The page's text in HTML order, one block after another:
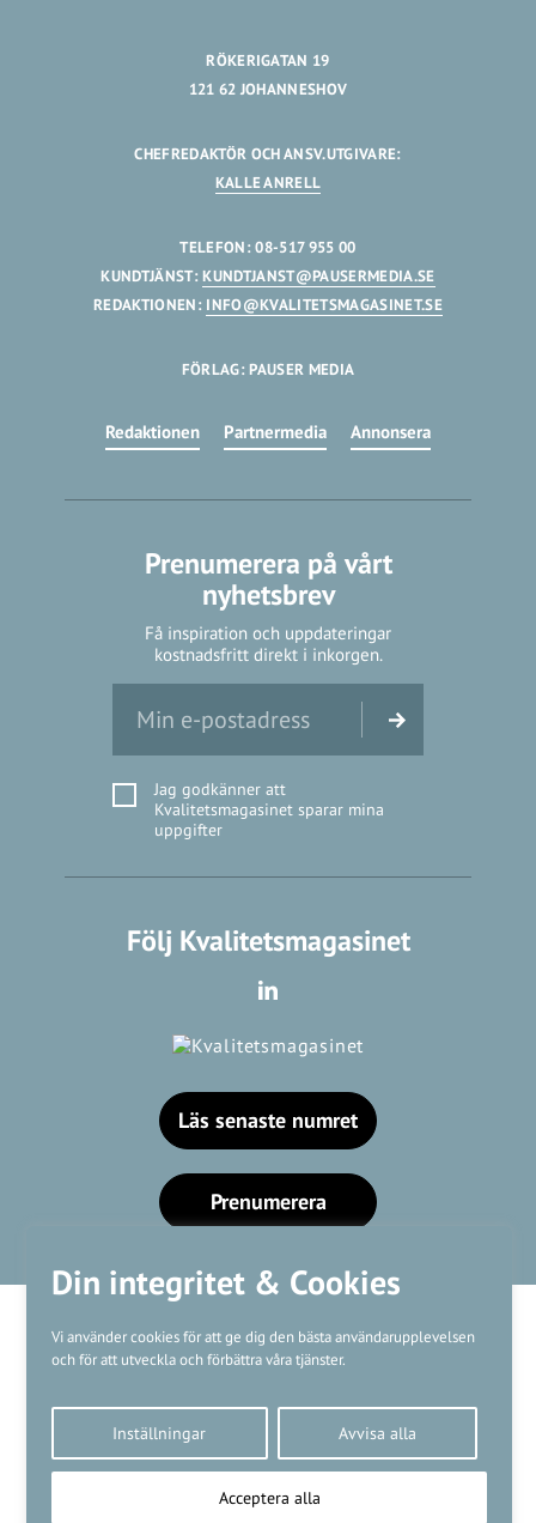
Din integritet & Cookies
Vi använder cookies för att ge dig den bästa användarupplevelsen
och för att utveckla och förbättra våra tjänster.
Inställningar Avvisa alla
Acceptera alla
RÖKERIGATAN 19
121 62 JOHANNESHOV
CHEFREDAKTÖR OCH ANSV.UTGIVARE:
KALLE ANRELL
TELEFON: 08-517 955 00
KUNDTJÄNST:KUNDTJANST@PAUSERMEDIA.SE
REDAKTIONEN: INFO@KVALITETSMAGASINET.SE
FÖRLAG: PAUSER MEDIA
Redaktionen Partnermedia Annonsera
Prenumerera på vårt
nyhetsbrev
Få inspiration och uppdateringar
kostnadsfritt direkt i inkorgen.
Jag godkänner att
Kvalitetsmagasinet sparar mina
uppgifter
Följ Kvalitetsmagasinet
Läs senaste numret
Prenumerera
Kundtjänst